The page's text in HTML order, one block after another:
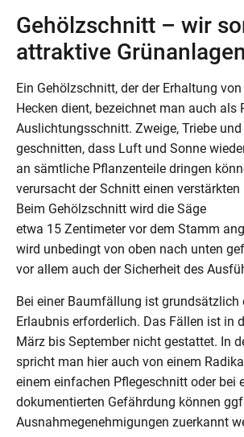
Gehölzschnitt – wir
attraktive
Ein Gehölzschnitt, der der Erhaltung
Hecken dient, bezeichnet man auch als
Auslichtungsschnitt. Zweige, Triebe
geschnitten, dass Luft und Sonne
an sämtliche Pflanzenteile dringen
verursacht der Schnitt einen verstärkten
Beim Gehölzschnitt wird die Säge
etwa 15 Zentimeter vor dem Stamm
wird unbedingt von oben nach unten
vor allem auch der Sicherheit des
Bei einer Baumfällung ist grundsätzlich
Erlaubnis erforderlich. Das Fällen ist in
März bis September nicht gestattet. In
spricht man hier auch von einem
einem einfachen Pflegeschnitt oder bei
dokumentierten Gefährdung können
Ausnahmegenehmigungen zuerkannt